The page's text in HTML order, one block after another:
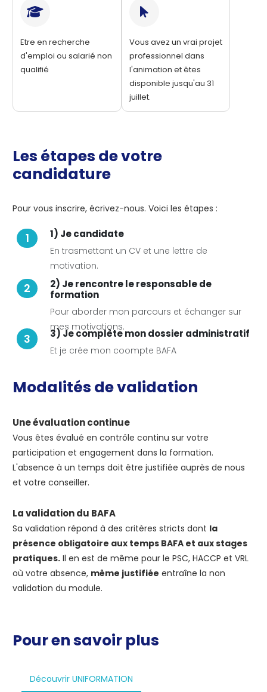
Etre en recherche
d'emploi ou salarié non
qualifié
Vous avez un vrai projet
professionnel dans
l'animation et êtes
disponible jusqu'au 31
juillet.
Les étapes de votre
candidature
Pour vous inscrire, écrivez-nous. Voici les étapes :
1 1) Je candidate
En trasmettant un CV et une lettre de
motivation.
2
2) Je rencontre le responsable de
formation
Pour aborder mon parcours et échanger sur
mes motivations.
3 3) Je complète mon dossier administratif
Et je crée mon coompte BAFA
Modalités de validation
Une évaluation continue
Vous êtes évalué en contrôle continu sur votre
participation et engagement dans la formation.
L'absence à un temps doit être justifiée auprès de nous
et votre conseiller.
La validation du BAFA
Sa validation répond à des critères stricts dont la
présence obligatoire aux temps BAFA et aux stages
pratiques. Il en est de même pour le PSC, HACCP et VRL
où votre absence, même justifiée entraîne la non
validation du module.
Pour en savoir plus
Découvrir UNIFORMATION